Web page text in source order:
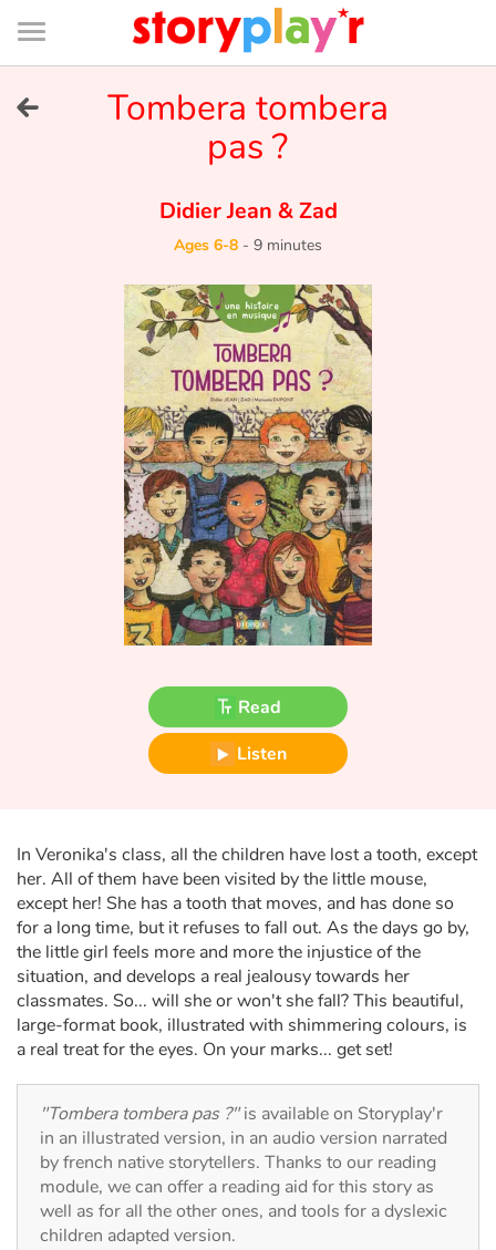
Connexion
Bibliothèque
de
page
Tales and classics in french
Fable, myth, literature and poetry
Princesses and princes, kings, queens and dragons
Ogres, monsters and witches
Ecology, nature, seasons
Around the world
Learning
Arts, space, activities
Documentaries
With the family
Daily life and hobbies
At school
Tombera tombera
pas ?
Didier Jean &Zad
Ages 6-8 - 9 minutes
Read
Listen
In Veronika's class, all the children have lost a tooth, except
her. All of them have been visited by the little mouse,
except her! She has a tooth that moves, and has done so
for a long time, but it refuses to fall out. As the days go by,
the little girl feels more and more the injustice of the
situation, and develops a real jealousy towards her
classmates. So... will she or won't she fall? This beautiful,
large-format book, illustrated with shimmering colours, is
a real treat for the eyes. On your marks... get set!
"Tombera tombera pas ?"is available on Storyplay'r
in an illustrated version, in an audio version narrated
by french native storytellers. Thanks to our reading
module, we can offer a reading aid for this story as
well as for all the other ones, and tools for a dyslexic
children adapted version.